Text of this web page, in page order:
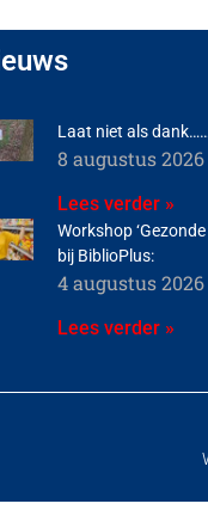
Laat niet als
8 augustus 2026
Lees verder »
Workshop
bij BiblioPlus:
4 augustus 2026
Lees verder »